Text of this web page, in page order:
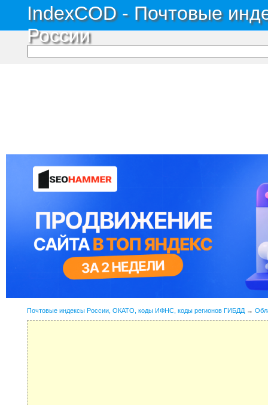
IndexCOD - Почтовые
России
Почтовые индексы России, ОКАТО, коды ИФНС, коды регионов ГИБДД →